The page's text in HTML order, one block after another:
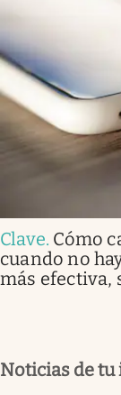
Clave. Cómo
cuando no
más efectiva,
Noticias de